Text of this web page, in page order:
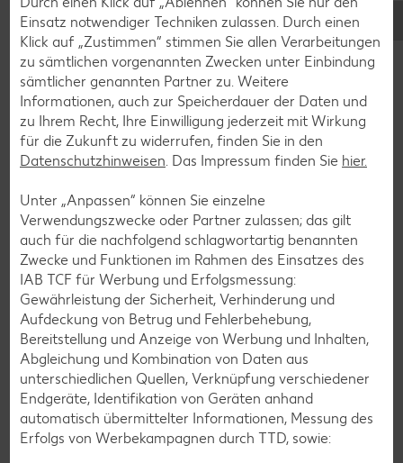
G - I
G
Gänseschmalz
Gans
Garnelen
Geflügel
Einsatz notwendiger Techniken zulassen. Durch einen
Klick auf „Zustimmen“ stimmen Sie allen Verarbeitungen
zu sämtlichen vorgenannten Zwecken unter Einbindung
sämtlicher genannten Partner zu. Weitere
Informationen, auch zur Speicherdauer der Daten und
zu Ihrem Recht, Ihre Einwilligung jederzeit mit Wirkung
für die Zukunft zu widerrufen, finden Sie in den
Datenschutzhinweisen. Das Impressum finden Sie hier.
Unter „Anpassen“ können Sie einzelne
Verwendungszwecke oder Partner zulassen; das gilt
auch für die nachfolgend schlagwortartig benannten
Zwecke und Funktionen im Rahmen des Einsatzes des
IAB TCF für Werbung und Erfolgsmessung:
Gewährleistung der Sicherheit, Verhinderung und
Aufdeckung von Betrug und Fehlerbehebung,
Bereitstellung und Anzeige von Werbung und Inhalten,
Abgleichung und Kombination von Daten aus
unterschiedlichen Quellen, Verknüpfung verschiedener
Endgeräte, Identifikation von Geräten anhand
automatisch übermittelter Informationen, Messung des
Erfolgs von Werbekampagnen durch TTD, sowie: